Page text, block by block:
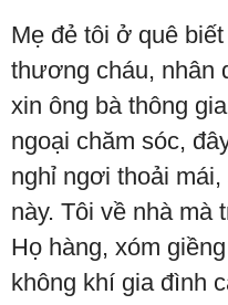
Mẹ đẻ tôi ở quê
thương cháu, nhân
xin ông bà thông
ngoại chăm sóc,
nghỉ ngơi thoải
này. Tôi về nhà mà
Họ hàng, xóm
không khí gia đình